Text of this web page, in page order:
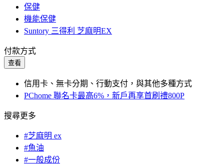
保健
機能保健
Suntory 三得利 芝麻明EX
付款方式
查看
信用卡、無卡分期、行動支付，與其他多種方式
PChome 聯名卡最高6%，新戶再享首刷禮800P
搜尋更多
#芝麻明 ex
#魚油
#一般成份